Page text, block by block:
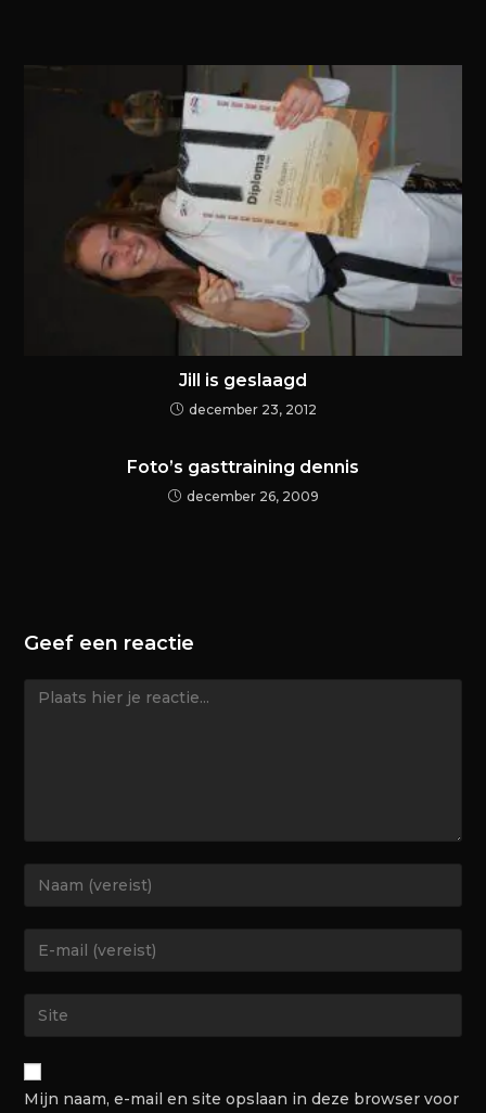
Jill is geslaagd
december 23, 2012
Foto’s gasttraining dennis
december 26, 2009
Geef een reactie
Mijn naam, e-mail en site opslaan in deze browser voor